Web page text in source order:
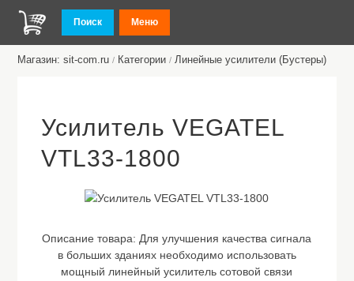
Поиск Меню
Магазин: sit-com.ru / Категории / Линейные усилители (Бустеры)
Усилитель VEGATEL
VTL33-1800
Описание товара: Для улучшения качества сигнала
в больших зданиях необходимо использовать
мощный линейный усилитель сотовой связи